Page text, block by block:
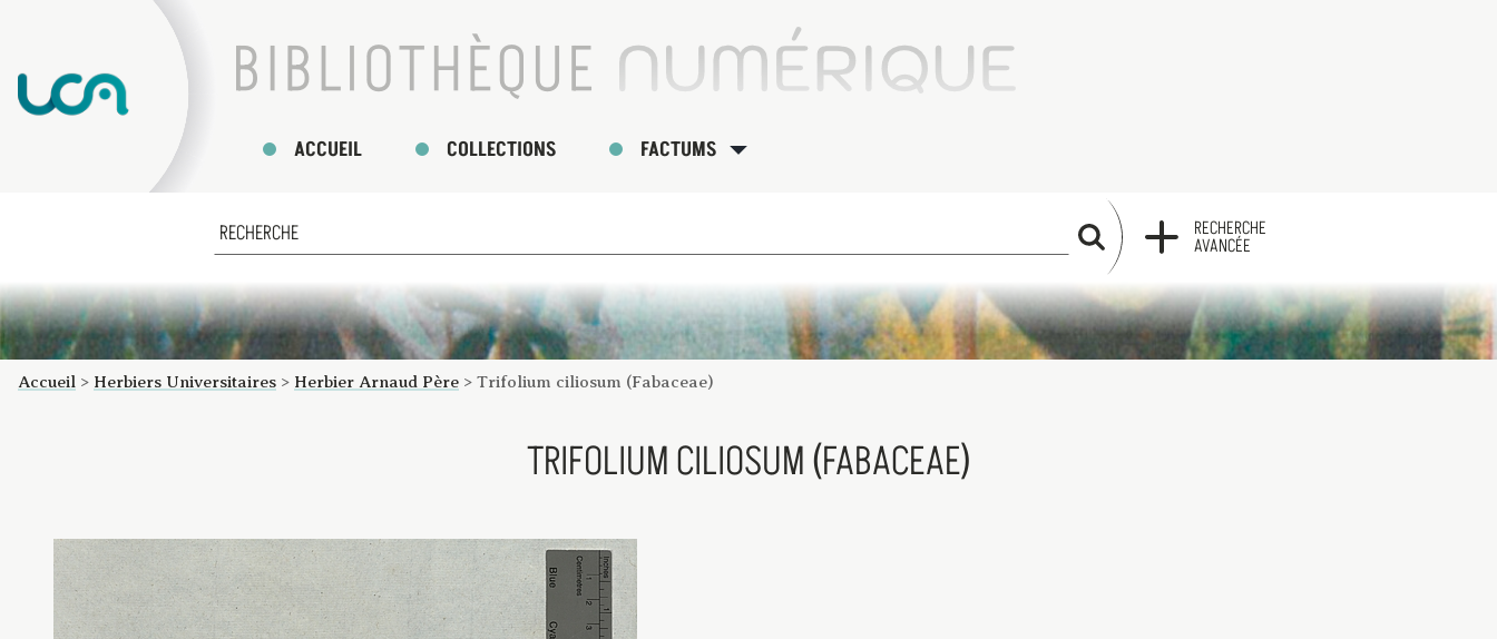
ACCUEIL COLLECTIONS FACTUMS
RECHERCHE
RECHERCHE
AVANCÉE
Accueil > Herbiers Universitaires > Herbier Arnaud Père > Trifolium ciliosum (Fabaceae)
TRIFOLIUM CILIOSUM (FABACEAE)